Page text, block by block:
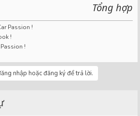
Tổng hợp
Passion !
!
!
nhập hoặc đăng ký để trả lời.